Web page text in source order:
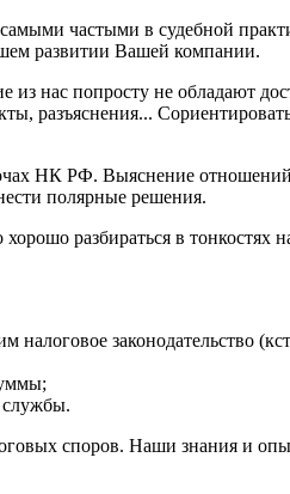
частыми в судебной
развитии Вашей компании.
нас попросту не обладают
НК РФ. Выяснение
полярные решения.
разбираться в тонкостях
законодательство
службы.
споров. Наши знания и